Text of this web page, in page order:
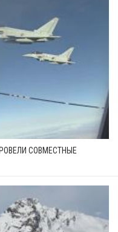
СОВМЕСТНЫЕ